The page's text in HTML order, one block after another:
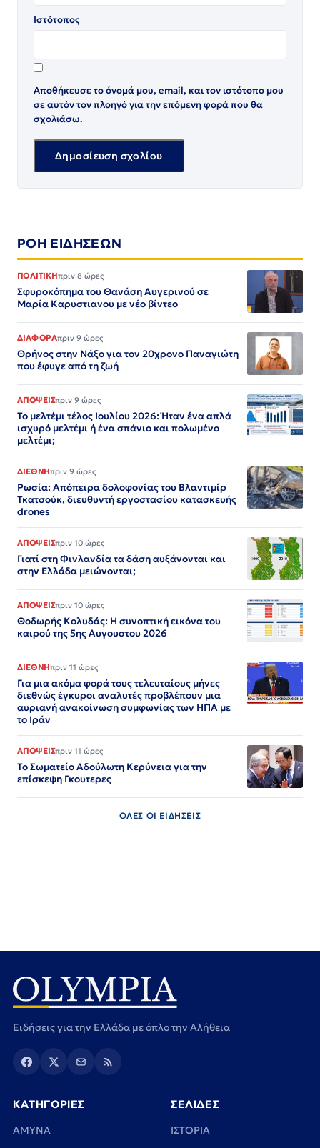
Ιστότοπος
Αποθήκευσε το όνομά μου, email, και τον ιστότοπο μου
σε αυτόν τον πλοηγό για την επόμενη φορά που θα
σχολιάσω.
ΡΟΗ ΕΙΔΗΣΕΩΝ
ΠΟΛΙΤΙΚΗπριν 8 ώρες
Σφυροκόπημα του Θανάση Αυγερινού σε
Μαρία Καρυστιανου με νέο βίντεο
ΔΙΑΦΟΡΑπριν 9 ώρες
Θρήνος στην Νάξο για τον 20χρονο Παναγιώτη
που έφυγε από τη ζωή
ΑΠΟΨΕΙΣπριν 9 ώρες
Το μελτέμι τέλος Ιουλίου 2026: Ήταν ένα απλά
ισχυρό μελτέμι ή ένα σπάνιο και πολωμένο
μελτέμι;
ΔΙΕΘΝΗπριν 9 ώρες
Ρωσία: Απόπειρα δολοφονίας του Βλαντιμίρ
Τκατσούκ, διευθυντή εργοστασίου κατασκευής
drones
ΑΠΟΨΕΙΣπριν 10 ώρες
Γιατί στη Φινλανδία τα δάση αυξάνονται και
στην Ελλάδα μειώνονται;
ΑΠΟΨΕΙΣπριν 10 ώρες
Θοδωρής Κολυδάς: Η συνοπτική εικόνα του
καιρού της 5ης Αυγουστου 2026
ΔΙΕΘΝΗπριν 11 ώρες
Για μια ακόμα φορά τους τελευταίους μήνες
διεθνώς έγκυροι αναλυτές προβλέπουν μια
αυριανή ανακοίνωση συμφωνίας των ΗΠΑ με
το Ιράν
ΑΠΟΨΕΙΣπριν 11 ώρες
Το Σωματείο Αδούλωτη Κερύνεια για την
επίσκεψη Γκουτερες
ΟΛΕΣ ΟΙ ΕΙΔΗΣΕΙΣ
Ειδήσεις για την Ελλάδα με όπλο την Αλήθεια
ΚΑΤΗΓΟΡΙΕΣ
ΑΜΥΝΑ
ΣΕΛΙΔΕΣ
ΙΣΤΟΡΙΑ